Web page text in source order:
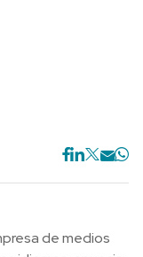
de medios